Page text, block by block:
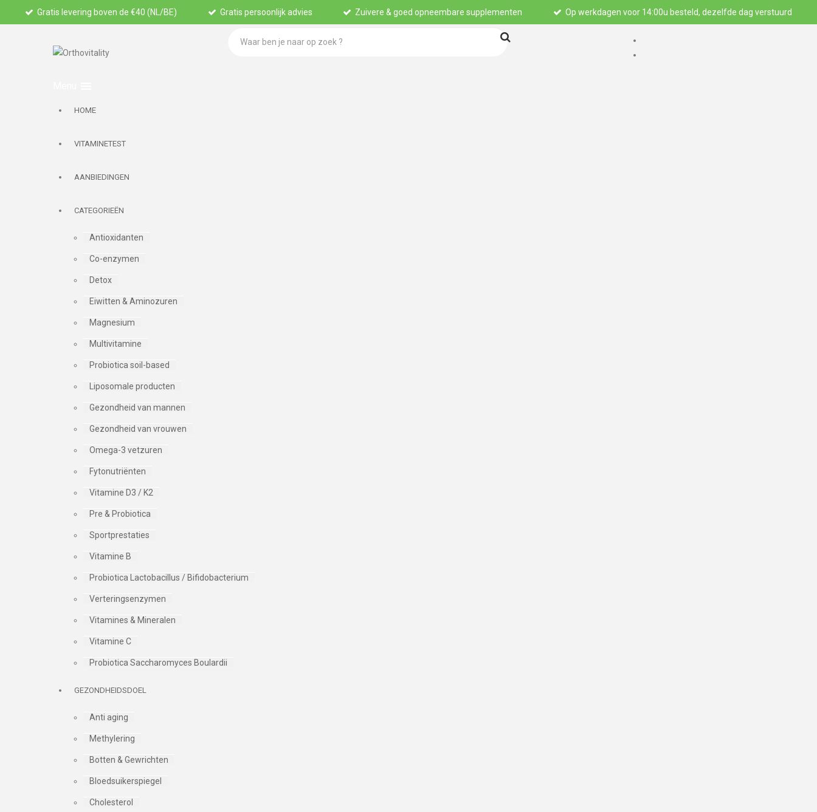
Gratis levering boven de €40 (NL/BE) Gratis persoonlijk advies Zuivere & goed opneembare supplementen Op werkdagen voor 14:00u besteld, dezelfde dag verstuurd
HOME
VITAMINETEST
AANBIEDINGEN
CATEGORIEËN
Antioxidanten
Co-enzymen
Detox
Eiwitten & Aminozuren
Magnesium
Multivitamine
Probiotica soil-based
Liposomale producten
Gezondheid van mannen
Gezondheid van vrouwen
Omega-3 vetzuren
Fytonutriënten
Vitamine D3 / K2
Pre & Probiotica
Sportprestaties
Vitamine B
Probiotica Lactobacillus / Bifidobacterium
Verteringsenzymen
Vitamines & Mineralen
Vitamine C
Probiotica Saccharomyces Boulardii
GEZONDHEIDSDOEL
Anti aging
Methylering
Botten & Gewrichten
Bloedsuikerspiegel
Cholesterol